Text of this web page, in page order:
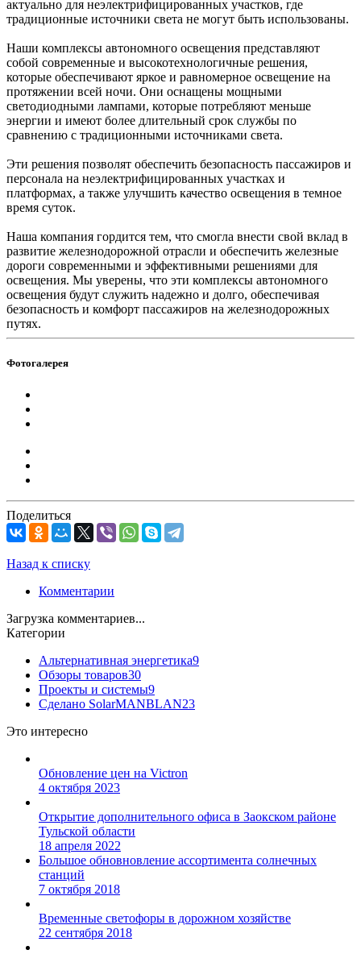
актуально для неэлектрифицированных участков, где
традиционные источники света не могут быть использованы.
Наши комплексы автономного освещения представляют
собой современные и высокотехнологичные решения,
которые обеспечивают яркое и равномерное освещение на
протяжении всей ночи. Они оснащены мощными
светодиодными лампами, которые потребляют меньше
энергии и имеют более длительный срок службы по
сравнению с традиционными источниками света.
Эти решения позволят обеспечить безопасность пассажиров и
персонала на неэлектрифицированных участках и
платформах, а также улучшить качество освещения в темное
время суток.
Наша компания гордится тем, что смогла внести свой вклад в
развитие железнодорожной отрасли и обеспечить железные
дороги современными и эффективными решениями для
освещения. Мы уверены, что эти комплексы автономного
освещения будут служить надежно и долго, обеспечивая
безопасность и комфорт пассажиров на железнодорожных
путях.
Фотогалерея
Поделиться
Назад к списку
Комментарии
Загрузка комментариев...
Категории
Альтернативная энергетика9
Обзоры товаров30
Проекты и системы9
Сделано SolarMANBLAN23
Это интересно
Обновление цен на Victron
4 октября 2023
Открытие дополнительного офиса в Заокском районе
Тульской области
18 апреля 2022
Большое обновновление ассортимента солнечных
станций
7 октября 2018
Временные светофоры в дорожном хозяйстве
22 сентября 2018